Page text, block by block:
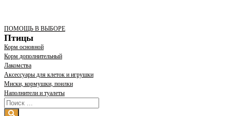
ПОМОЩЬ В ВЫБОРЕ
Птицы
Корм основной
Корм дополнительный
Лакомства
Аксессуары для клеток и игрушки
Миски, кормушки, поилки
Наполнители и туалеты